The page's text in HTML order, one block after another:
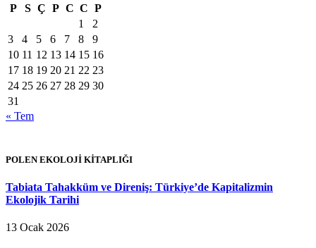
P
S Ç P C C P
1
2
3
4 5 6 7 8
9
10 11 12 13 14 15 16
17 18 19 20 21 22 23
24 25 26 27 28 29 30
31
« Tem
POLEN EKOLOJİ KİTAPLIĞI
Tabiata Tahakküm ve Direniş: Türkiye’de Kapitalizmin
Ekolojik Tarihi
13 Ocak 2026